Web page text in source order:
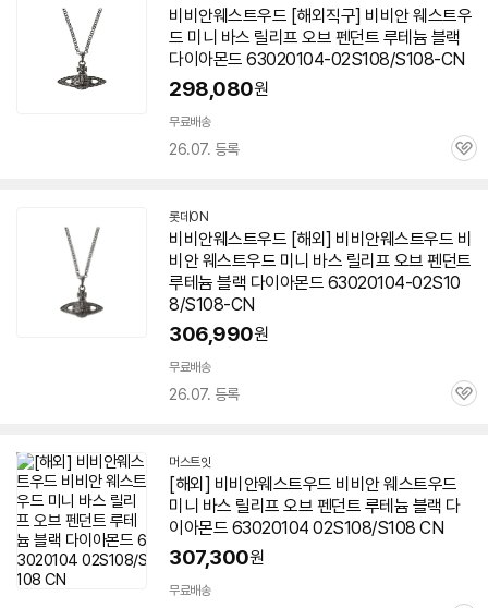
비비안웨스트우드 [해외직구] 비비안 웨스트우
드 미니 바스 릴리프 오브 펜던트 루테늄 블랙
다이아몬드 63020104-02S108/S108-CN
298,080원
무료배송
26.07. 등록
관
롯데ON
비비안웨스트우드 [해외] 비비안웨스트우드 비
비안 웨스트우드 미니 바스 릴리프 오브 펜던트
루테늄 블랙 다이아몬드 63020104-02S10
8/S108-CN
306,990원
무료배송
26.07. 등록
관
머스트잇
[해외] 비비안웨스트우드 비비안 웨스트우드
미니 바스 릴리프 오브 펜던트 루테늄 블랙 다
이아몬드 63020104 02S108/S108 CN
307,300원
무료배송